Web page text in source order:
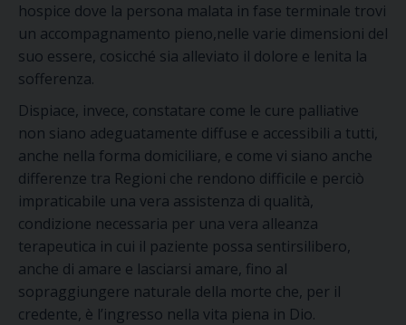
hospice dove la persona malata in fase terminale trovi
un accompagnamento pieno,nelle varie dimensioni del
suo essere, cosicché sia alleviato il dolore e lenita la
sofferenza.
Dispiace, invece, constatare come le cure palliative
non siano adeguatamente diffuse e accessibili a tutti,
anche nella forma domiciliare, e come vi siano anche
differenze tra Regioni che rendono difficile e perciò
impraticabile una vera assistenza di qualità,
condizione necessaria per una vera alleanza
terapeutica in cui il paziente possa sentirsilibero,
anche di amare e lasciarsi amare, fino al
sopraggiungere naturale della morte che, per il
credente, è l’ingresso nella vita piena in Dio.